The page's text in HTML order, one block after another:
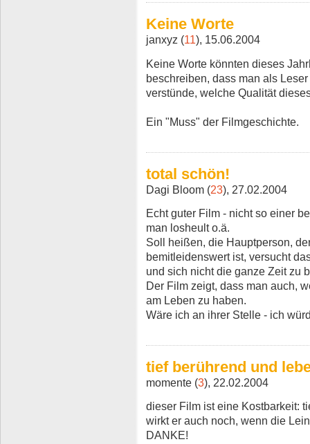
Keine Worte
janxyz (11), 15.06.2004
Keine Worte könnten dieses
beschreiben, dass man als
verstünde, welche Qualität
Ein "Muss" der Filmgeschichte.
total schön!
Dagi Bloom (23), 27.02.2004
Echt guter Film - nicht so einer
man losheult o.ä.
Soll heißen, die Hauptperson,
bemitleidenswert ist, versucht
und sich nicht die ganze Zeit zu
Der Film zeigt, dass man auch,
am Leben zu haben.
Wäre ich an ihrer Stelle - ich
tief berührend und
momente (3), 22.02.2004
dieser Film ist eine Kostbarkeit:
wirkt er auch noch, wenn die
DANKE!